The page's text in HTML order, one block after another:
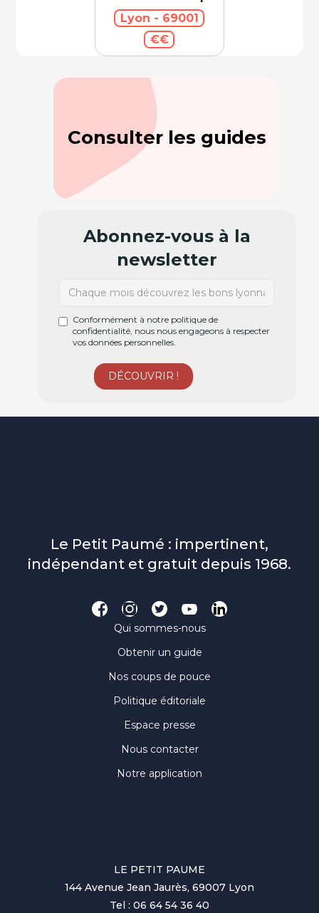
Lyon - 69001
€€
Consulter les guides
Abonnez-vous à la
newsletter
Conformément à notre politique de
confidentialité, nous nous engageons à respecter
vos données personnelles.
Le Petit Paumé : impertinent,
indépendant et gratuit depuis 1968.
Qui sommes-nous
Obtenir un guide
Nos coups de pouce
Politique éditoriale
Espace presse
Nous contacter
Notre application
LE PETIT PAUME
144 Avenue Jean Jaurès, 69007 Lyon
Tel : 06 64 54 36 40